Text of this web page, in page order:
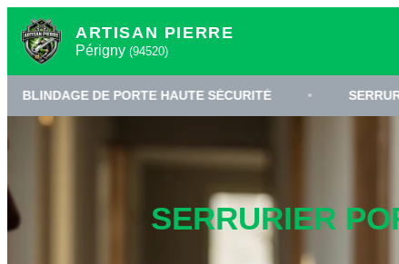
ARTISAN PIERRE
Périgny (94520)
DE PORTE HAUTE SÉCURITÉ • SERRURIER À
SERRURIER